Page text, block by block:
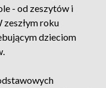
- od zeszytów i
roku
dzieciom